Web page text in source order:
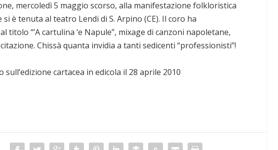
mercoledì 5 maggio scorso, alla manifestazione folkloristica
si è tenuta al teatro Lendi di S. Arpino (CE). Il coro ha
titolo “’A cartulina ‘e Napule”, mixage di canzoni napoletane,
Chissà quanta invidia a tanti sedicenti “professionisti”!
cartacea in edicola il 28 aprile 2010